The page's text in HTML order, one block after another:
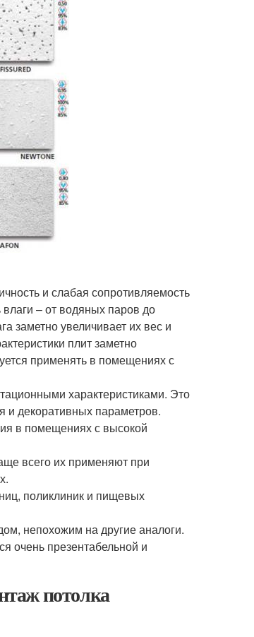
и слабая сопротивляемость
– от водяных паров до
заметно увеличивает их вес и
плит заметно
применять в помещениях с
характеристиками. Это
и декоративных параметров.
в помещениях с высокой
всего их применяют при
поликлиник и пищевых
непохожим на другие аналоги.
очень презентабельной и
потолка